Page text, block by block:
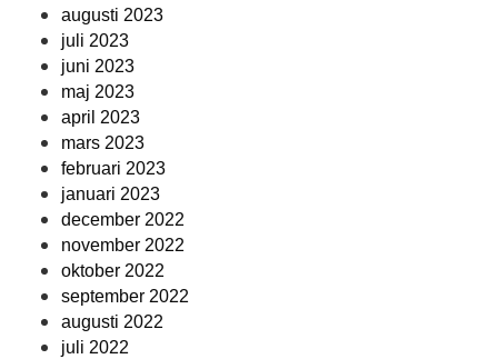
augusti 2023
juli 2023
juni 2023
maj 2023
april 2023
mars 2023
februari 2023
januari 2023
december 2022
november 2022
oktober 2022
september 2022
augusti 2022
juli 2022